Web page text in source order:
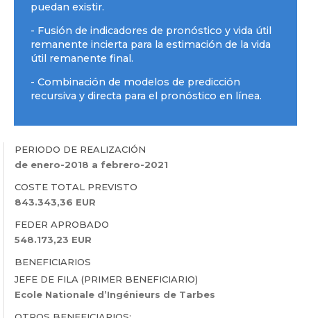
puedan existir.
- Fusión de indicadores de pronóstico y vida útil
remanente incierta para la estimación de la vida
útil remanente final.
- Combinación de modelos de predicción
recursiva y directa para el pronóstico en línea.
PERIODO DE REALIZACIÓN
de enero-2018 a febrero-2021
COSTE TOTAL PREVISTO
843.343,36 EUR
FEDER APROBADO
548.173,23 EUR
BENEFICIARIOS
JEFE DE FILA (PRIMER BENEFICIARIO)
Ecole Nationale d’Ingénieurs de Tarbes